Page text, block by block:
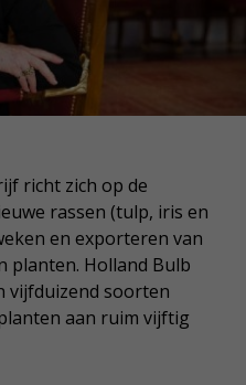
richt zich op de
rassen (tulp, iris en
en exporteren van
planten. Holland Bulb
vijfduizend soorten
aan ruim vijftig